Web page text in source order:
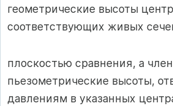
геометрические высоты
соответствующих живых
плоскостью сравнения, а
пьезометрические высоты,
давлениям в указанных